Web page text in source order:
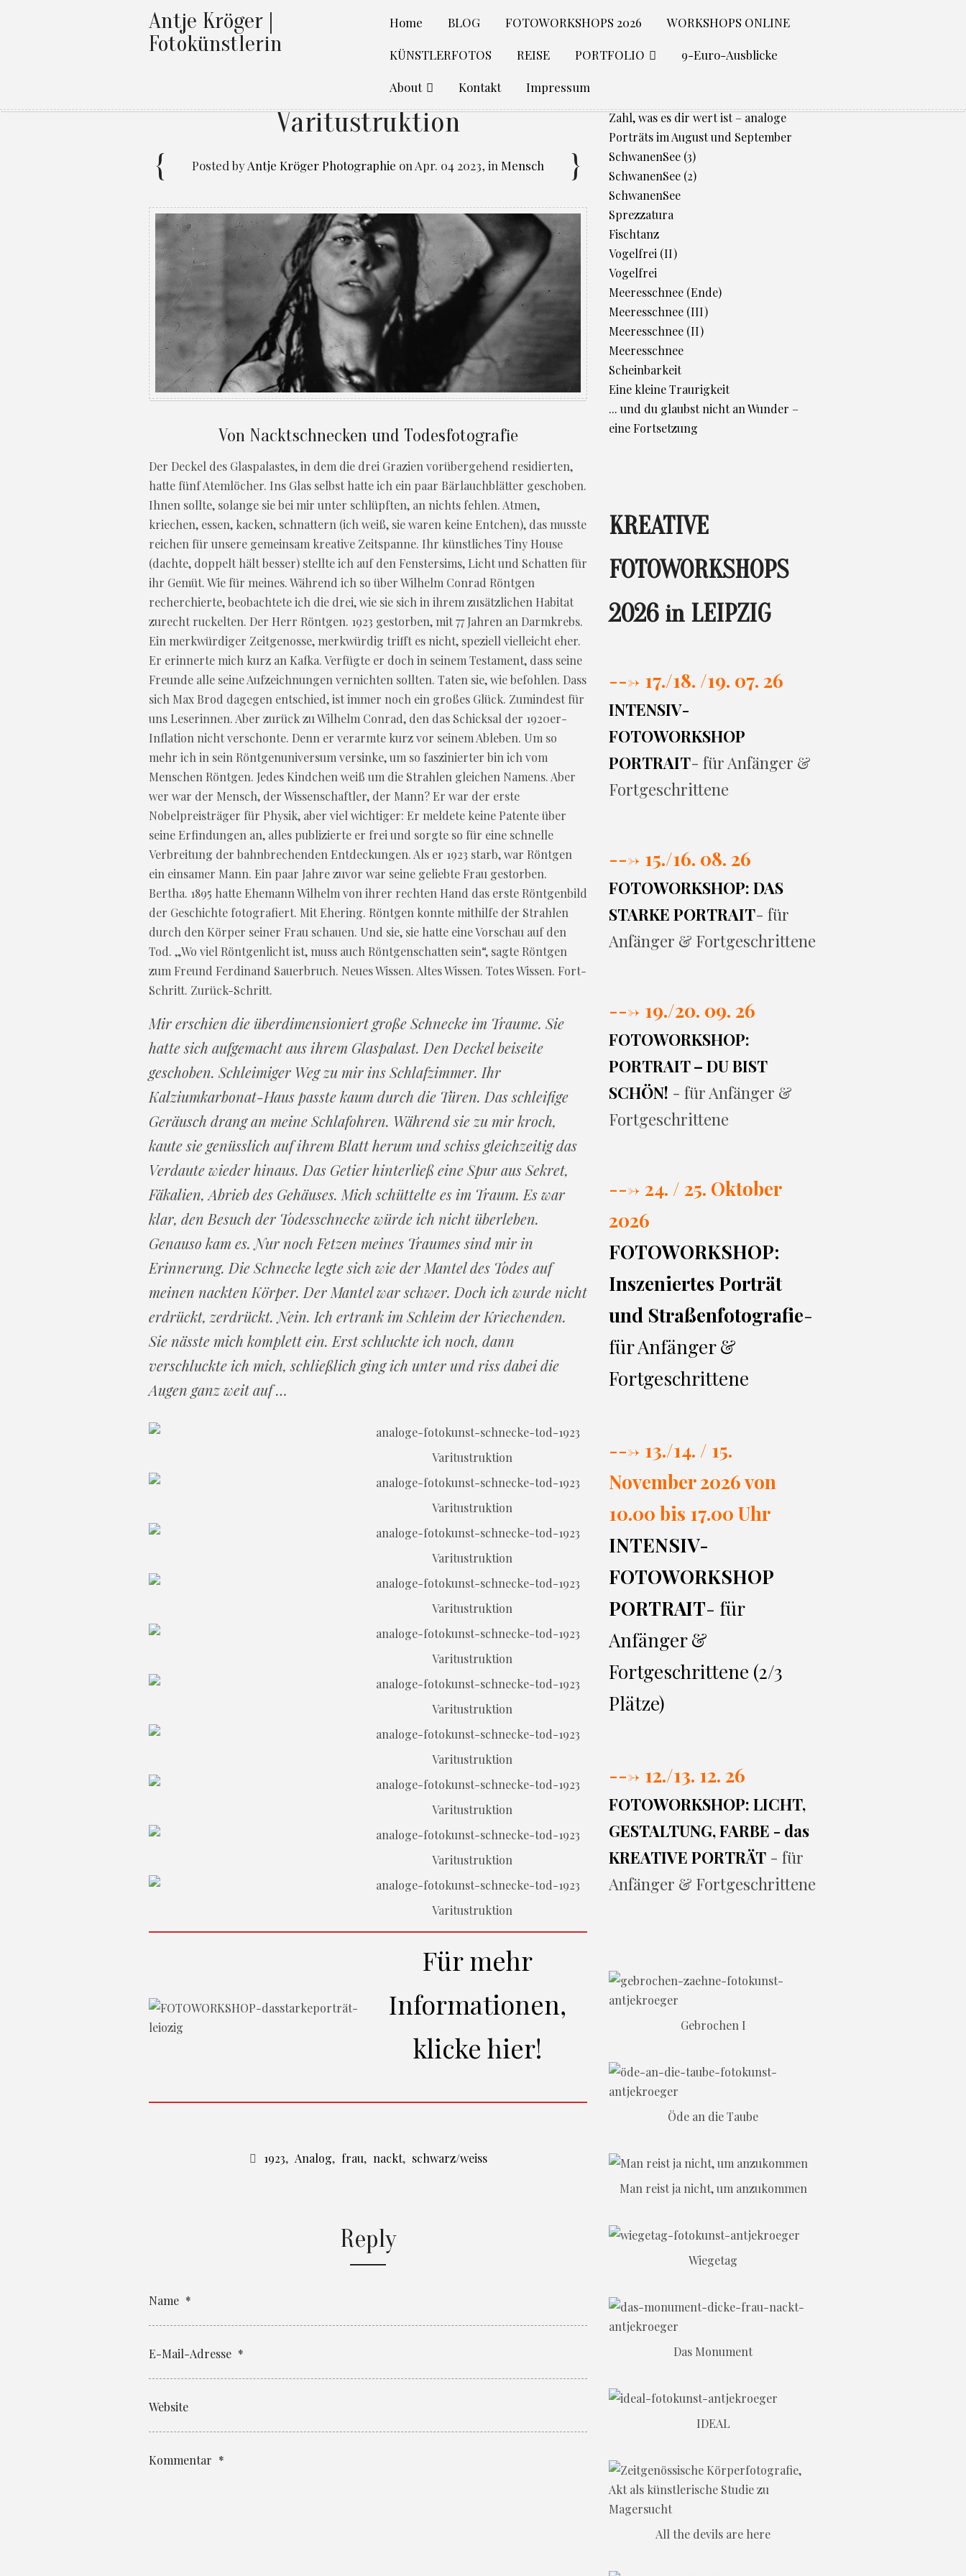
Antje Kröger |
Fotokünstlerin
Home BLOG FOTOWORKSHOPS 2026 WORKSHOPS ONLINE
KÜNSTLERFOTOS REISE PORTFOLIO 9-Euro-Ausblicke
About Kontakt Impressum
Varitustruktion
Posted byAntje Kröger Photographie on Apr. 04 2023, in Mensch
Von Nacktschnecken und Todesfotografie
Der Deckel des Glaspalastes, in dem die drei Grazien vorübergehend residierten,
hatte fünf Atemlöcher. Ins Glas selbst hatte ich ein paar Bärlauchblätter geschoben.
Ihnen sollte, solange sie bei mir unter schlüpften, an nichts fehlen. Atmen,
kriechen, essen, kacken, schnattern (ich weiß, sie waren keine Entchen), das musste
reichen für unsere gemeinsam kreative Zeitspanne. Ihr künstliches Tiny House
(dachte, doppelt hält besser) stellte ich auf den Fenstersims, Licht und Schatten für
ihr Gemüt. Wie für meines. Während ich so über Wilhelm Conrad Röntgen
recherchierte, beobachtete ich die drei, wie sie sich in ihrem zusätzlichen Habitat
zurecht ruckelten. Der Herr Röntgen. 1923 gestorben, mit 77 Jahren an Darmkrebs.
Ein merkwürdiger Zeitgenosse, merkwürdig trifft es nicht, speziell vielleicht eher.
Er erinnerte mich kurz an Kafka. Verfügte er doch in seinem Testament, dass seine
Freunde alle seine Aufzeichnungen vernichten sollten. Taten sie, wie befohlen. Dass
sich Max Brod dagegen entschied, ist immer noch ein großes Glück. Zumindest für
uns Leserinnen. Aber zurück zu Wilhelm Conrad, den das Schicksal der 1920er-
Inflation nicht verschonte. Denn er verarmte kurz vor seinem Ableben. Um so
mehr ich in sein Röntgenuniversum versinke, um so faszinierter bin ich vom
Menschen Röntgen. Jedes Kindchen weiß um die Strahlen gleichen Namens. Aber
wer war der Mensch, der Wissenschaftler, der Mann? Er war der erste
Nobelpreisträger für Physik, aber viel wichtiger: Er meldete keine Patente über
seine Erfindungen an, alles publizierte er frei und sorgte so für eine schnelle
Verbreitung der bahnbrechenden Entdeckungen. Als er 1923 starb, war Röntgen
ein einsamer Mann. Ein paar Jahre zuvor war seine geliebte Frau gestorben.
Bertha. 1895 hatte Ehemann Wilhelm von ihrer rechten Hand das erste Röntgenbild
der Geschichte fotografiert. Mit Ehering. Röntgen konnte mithilfe der Strahlen
durch den Körper seiner Frau schauen. Und sie, sie hatte eine Vorschau auf den
Tod. „Wo viel Röntgenlicht ist, muss auch Röntgenschatten sein“, sagte Röntgen
zum Freund Ferdinand Sauerbruch. Neues Wissen. Altes Wissen. Totes Wissen. Fort-
Schritt. Zurück-Schritt.
Mir erschien die überdimensioniert große Schnecke im Traume. Sie
hatte sich aufgemacht aus ihrem Glaspalast. Den Deckel beiseite
geschoben. Schleimiger Weg zu mir ins Schlafzimmer. Ihr
Kalziumkarbonat-Haus passte kaum durch die Türen. Das schleifige
Geräusch drang an meine Schlafohren. Während sie zu mir kroch,
kaute sie genüsslich auf ihrem Blatt herum und schiss gleichzeitig das
Verdaute wieder hinaus. Das Getier hinterließ eine Spur aus Sekret,
Fäkalien, Abrieb des Gehäuses. Mich schüttelte es im Traum. Es war
klar, den Besuch der Todesschnecke würde ich nicht überleben.
Genauso kam es. Nur noch Fetzen meines Traumes sind mir in
Erinnerung. Die Schnecke legte sich wie der Mantel des Todes auf
meinen nackten Körper. Der Mantel war schwer. Doch ich wurde nicht
erdrückt, zerdrückt. Nein. Ich ertrank im Schleim der Kriechenden.
Sie nässte mich komplett ein. Erst schluckte ich noch, dann
verschluckte ich mich, schließlich ging ich unter und riss dabei die
Augen ganz weit auf …
Varitustruktion
Varitustruktion
Varitustruktion
Varitustruktion
Varitustruktion
Varitustruktion
Varitustruktion
Varitustruktion
Varitustruktion
Varitustruktion
Für mehr
Informationen,
klicke hier!
1923, Analog, frau, nackt, schwarz/weiss
Reply
Name *
E-Mail-Adresse *
Website
Kommentar *
Zahl, was es dir wert ist – analoge
Porträts im August und September
SchwanenSee (3)
SchwanenSee (2)
SchwanenSee
Sprezzatura
Fischtanz
Vogelfrei (II)
Vogelfrei
Meeresschnee (Ende)
Meeresschnee (III)
Meeresschnee (II)
Meeresschnee
Scheinbarkeit
Eine kleine Traurigkeit
... und du glaubst nicht an Wunder –
eine Fortsetzung
KREATIVE
FOTOWORKSHOPS
2026 in LEIPZIG
---> 17./18. /19. 07. 26
INTENSIV-
FOTOWORKSHOP
PORTRAIT- für Anfänger &
Fortgeschrittene
---> 15./16. 08. 26
FOTOWORKSHOP: DAS
STARKE PORTRAIT- für
Anfänger & Fortgeschrittene
---> 19./20. 09. 26
FOTOWORKSHOP:
PORTRAIT – DU BIST
SCHÖN! - für Anfänger &
Fortgeschrittene
---> 24. / 25. Oktober
2026
FOTOWORKSHOP:
Inszeniertes Porträt
und Straßenfotografie-
für Anfänger &
Fortgeschrittene
---> 13./14. / 15.
November 2026 von
10.00 bis 17.00 Uhr
INTENSIV-
FOTOWORKSHOP
PORTRAIT- für
Anfänger &
Fortgeschrittene (2/3
Plätze)
---> 12./13. 12. 26
FOTOWORKSHOP: LICHT,
GESTALTUNG, FARBE - das
KREATIVE PORTRÄT - für
Anfänger & Fortgeschrittene
Gebrochen I
Öde an die Taube
Man reist ja nicht, um anzukommen
Wiegetag
Das Monument
IDEAL
All the devils are here